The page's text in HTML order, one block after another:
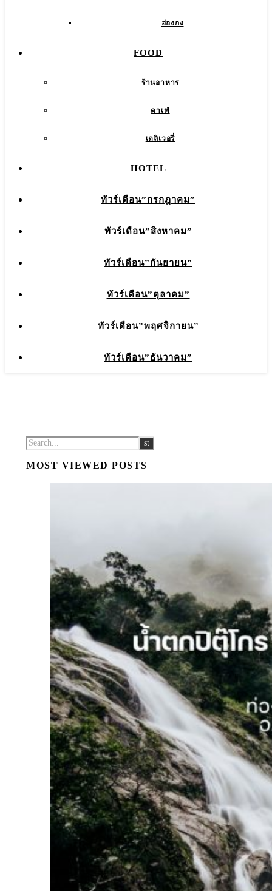
ฮ่องกง
FOOD
ร้านอาหาร
คาเฟ่
เดลิเวอรี่
HOTEL
ทัวร์เดือน”กรกฎาคม”
ทัวร์เดือน”สิงหาคม”
ทัวร์เดือน”กันยายน”
ทัวร์เดือน”ตุลาคม”
ทัวร์เดือน”พฤศจิกายน”
ทัวร์เดือน”ธันวาคม”
MOST VIEWED POSTS